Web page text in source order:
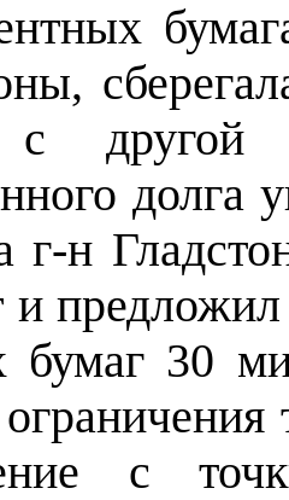
другой
г-н
и
бумаг 30
с